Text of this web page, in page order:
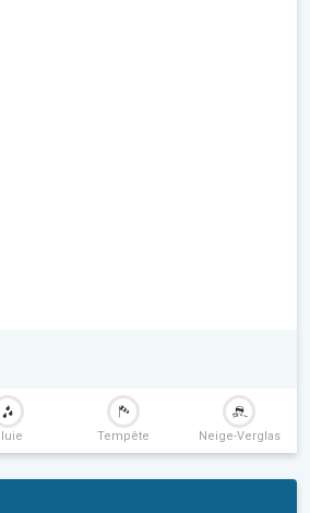
Tempête Neige-Verglas